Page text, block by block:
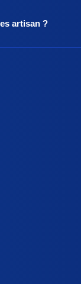
artisan ?